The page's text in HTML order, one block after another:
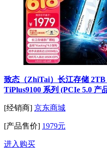
致态（ZhiTai）长江存储
TiPlus9100 系列 (PCIe 5.0 产
[经销商] 京东商城
[产品售价] 1979元
进入购买